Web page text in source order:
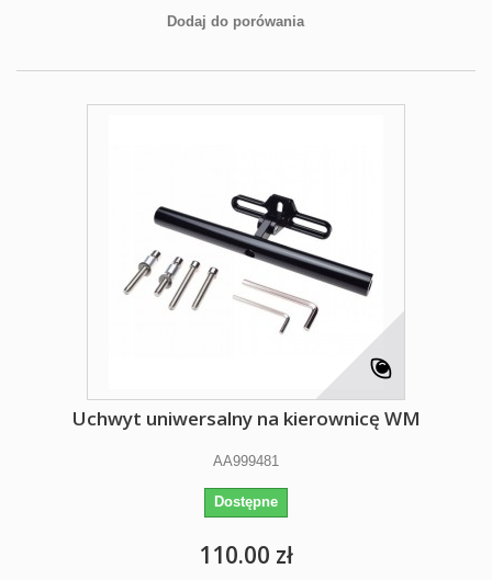
Dodaj do porówania
Uchwyt uniwersalny na kierownicę WM
AA999481
Dostępne
110.00 zł